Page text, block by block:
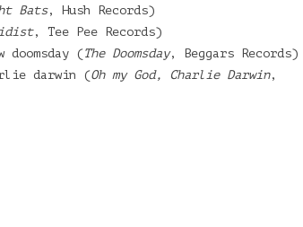
Bats, Hush Records)
, Tee Pee Records)
(The Doomsday, Beggars Records)
darwin (Oh my God, Charlie Darwin,